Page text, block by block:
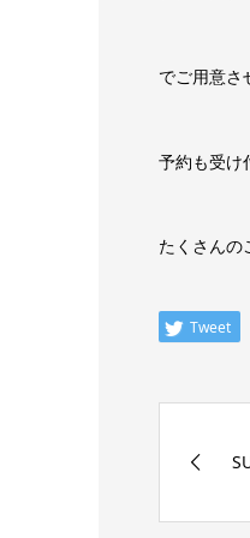
でご用意
予約も受け
たくさんの
Tweet